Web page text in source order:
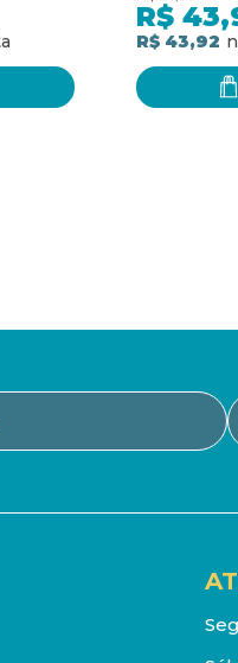
A DIA DO
POLÍTICA
R$
R$ 43,92